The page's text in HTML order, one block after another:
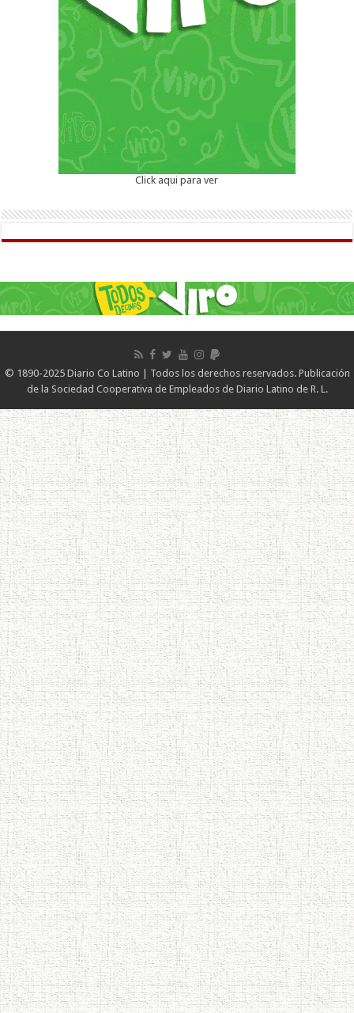
Click aqui para ver
© 1890-2025 Diario Co Latino | Todos los derechos reservados. Publicación
de la Sociedad Cooperativa de Empleados de Diario Latino de R. L.